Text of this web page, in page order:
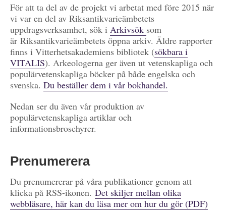
För att ta del av de projekt vi arbetat med före 2015 när
vi var en del av Riksantikvarieämbetets
uppdragsverksamhet, sök i Arkivsök som
är Riksantikvarieämbetets öppna arkiv. Äldre rapporter
finns i Vitterhetsakademiens bibliotek (sökbara i
VITALIS). Arkeologerna ger även ut vetenskapliga och
populärvetenskapliga böcker på både engelska och
svenska. Du beställer dem i vår bokhandel.
Nedan ser du även vår produktion av
populärvetenskapliga artiklar och
informationsbroschyrer.
Prenumerera
Du prenumererar på våra publikationer genom att
klicka på RSS-ikonen. Det skiljer mellan olika
webbläsare, här kan du läsa mer om hur du gör (PDF)